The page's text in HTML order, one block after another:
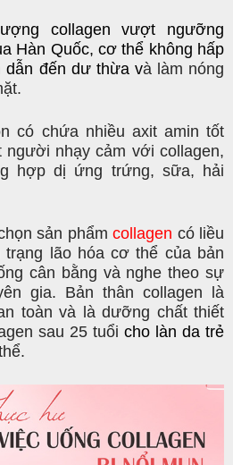
collagen vượt ngưỡng
Hàn Quốc, cơ thể không hấp
dẫn đến dư thừa và làm nóng
có chứa nhiều axit amin tốt
nhạy cảm với collagen,
hợp dị ứng trứng, sữa, hải
sản phẩmcollagen có liều
lão hóa cơ thể của bản
cân bằng và nghe theo sự
gia. Bản thân collagen là
toàn và là dưỡng chất thiết
sau 25 tuổi cho làn da trẻ